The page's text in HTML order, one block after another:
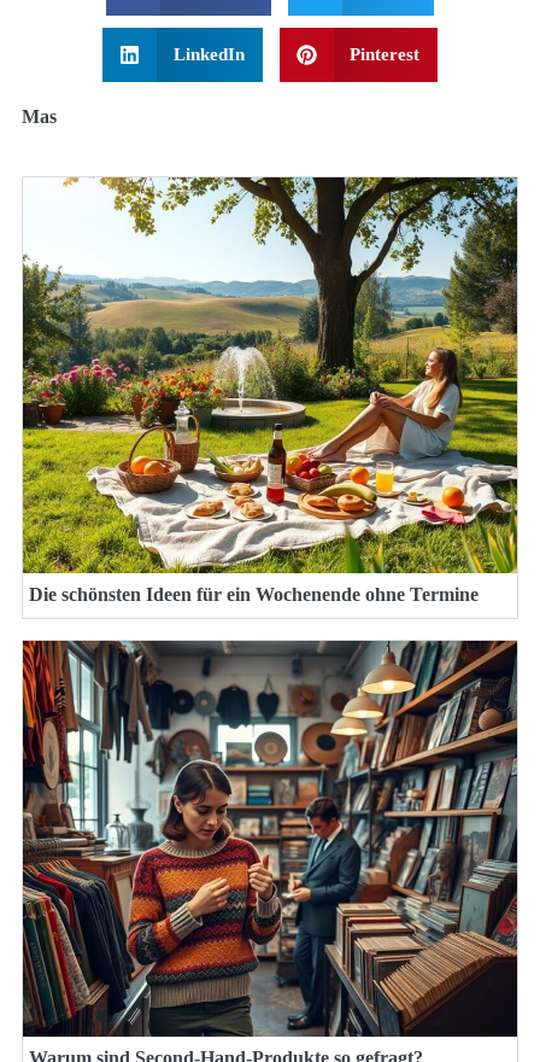
LinkedIn Pinterest
Mas
Die schönsten Ideen für ein Wochenende ohne Termine
Warum sind Second-Hand-Produkte so gefragt?